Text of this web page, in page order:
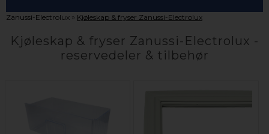
Zanussi-Electrolux » Kjøleskap & fryser Zanussi-Electrolux
Kjøleskap & fryser Zanussi-Electrolux -
reservedeler & tilbehør